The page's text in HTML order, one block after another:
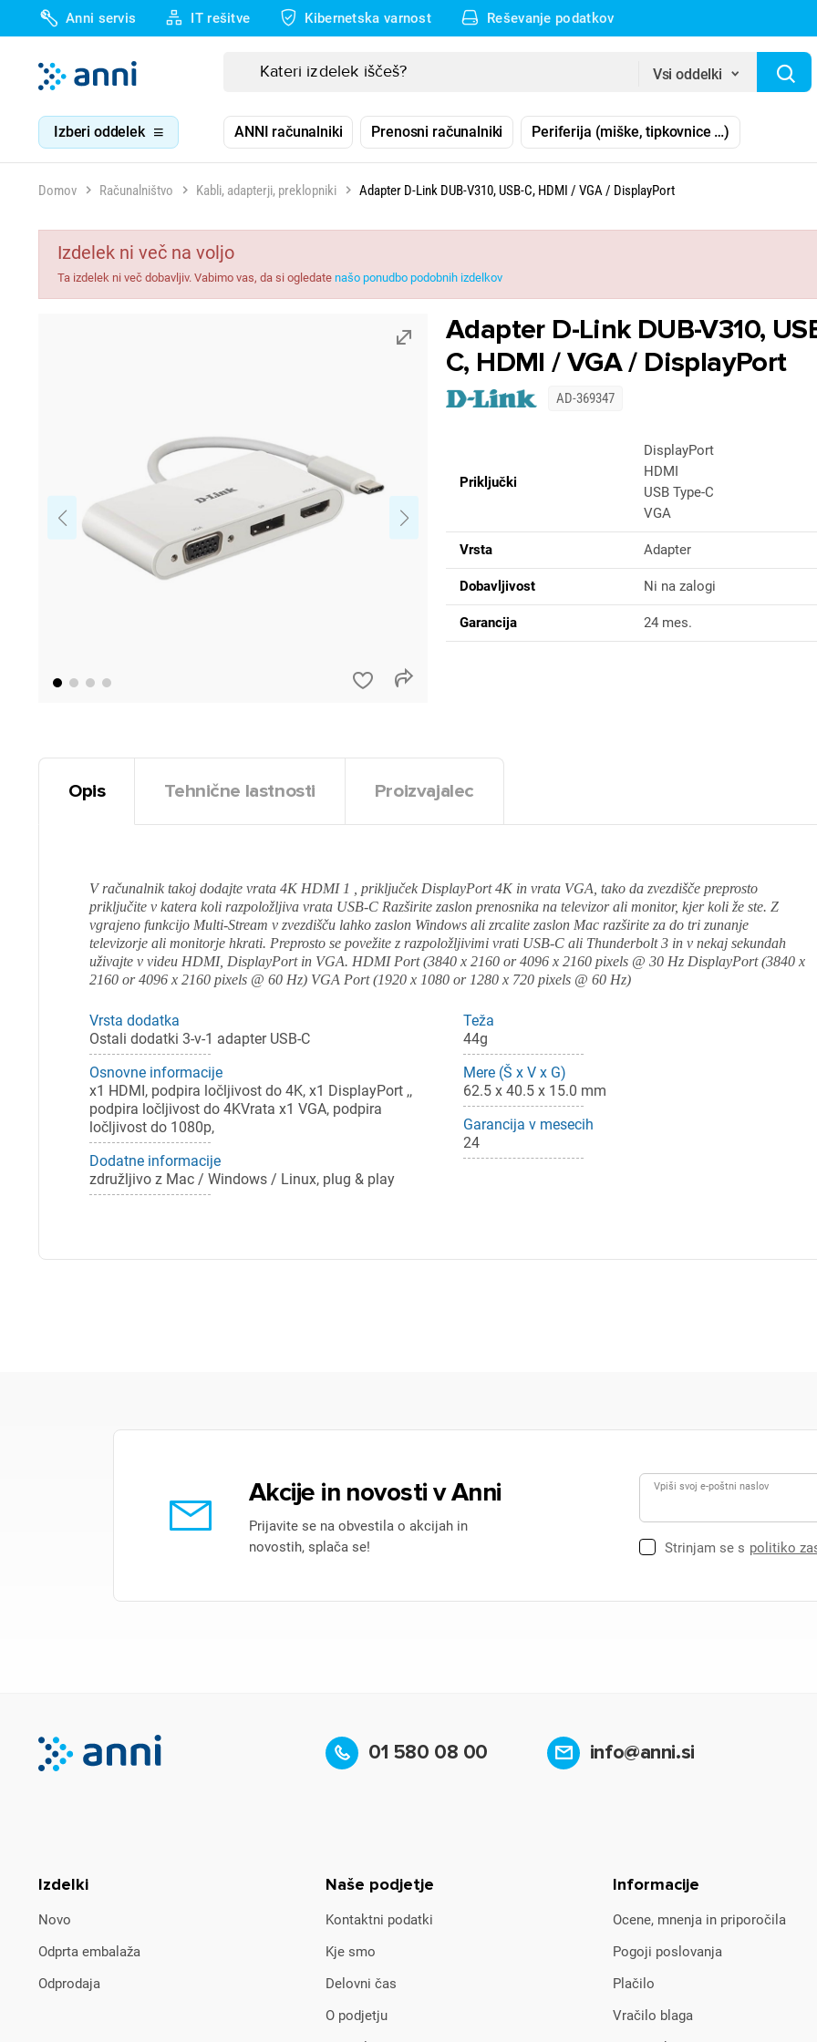
Anni servis IT rešitve Kibernetska varnost Reševanje podatkov
Vsi oddelki
Izberi oddelek ANNI računalniki Prenosni računalniki Periferija (miške, tipkovnice …)
Domov Računalništvo Kabli, adapterji, preklopniki Adapter D-Link DUB-V310, USB-C, HDMI / VGA / DisplayPort
Izdelek ni več na voljo
Ta izdelek ni več dobavljiv. Vabimo vas, da si ogledate našo ponudbo podobnih izdelkov
Adapter D-Link DUB-V310,
C, HDMI / VGA / DisplayPort
AD-369347
Priključki
DisplayPort
HDMI
USB Type-C
VGA
Vrsta Adapter
Dobavljivost Ni na zalogi
Garancija 24 mes.
Opis Tehnične lastnosti Proizvajalec
V računalnik takoj dodajte vrata 4K HDMI 1 , priključek DisplayPort 4K in vrata VGA, tako da zvezdišče preprosto
priključite v katera koli razpoložljiva vrata USB-C Razširite zaslon prenosnika na televizor ali monitor, kjer koli že ste. Z
vgrajeno funkcijo Multi-Stream v zvezdišču lahko zaslon Windows ali zrcalite zaslon Mac razširite za do tri zunanje
televizorje ali monitorje hkrati. Preprosto se povežite z razpoložljivimi vrati USB-C ali Thunderbolt 3 in v nekaj sekundah
uživajte v videu HDMI, DisplayPort in VGA. HDMI Port (3840 x 2160 or 4096 x 2160 pixels @ 30 Hz DisplayPort (3840 x
2160 or 4096 x 2160 pixels @ 60 Hz) VGA Port (1920 x 1080 or 1280 x 720 pixels @ 60 Hz)
Vrsta dodatka
Ostali dodatki 3-v-1 adapter USB-C
Osnovne informacije
x1 HDMI, podpira ločljivost do 4K, x1 DisplayPort ,,
podpira ločljivost do 4KVrata x1 VGA, podpira
ločljivost do 1080p,
Dodatne informacije
združljivo z Mac / Windows / Linux, plug & play
Teža
44g
Mere (Š x V x G)
62.5 x 40.5 x 15.0 mm
Garancija v mesecih
24
Akcije in novosti v Anni
Prijavite se na obvestila o akcijah in
novostih, splača se!
Vpiši svoj e-poštni naslov
Strinjam se s politiko
01 580 08 00 info@anni.si
Izdelki
Novo
Odprta embalaža
Odprodaja
Naše podjetje
Kontaktni podatki
Kje smo
Delovni čas
O podjetju
Informacije
Ocene, mnenja in priporočila
Pogoji poslovanja
Plačilo
Vračilo blaga
Za dodajanje na seznam želja morate biti prijavljeni.